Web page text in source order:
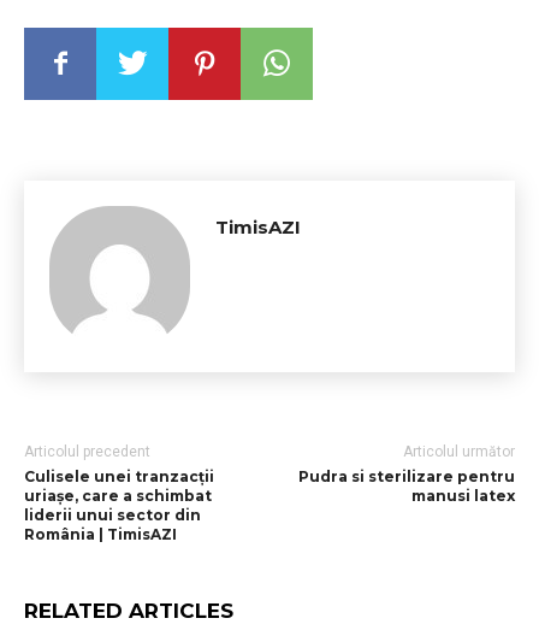
TimisAZI
Articolul precedent
Culisele unei tranzacții
uriașe, care a schimbat
liderii unui sector din
România | TimisAZI
Articolul următor
Pudra si sterilizare pentru
manusi latex
RELATED ARTICLES